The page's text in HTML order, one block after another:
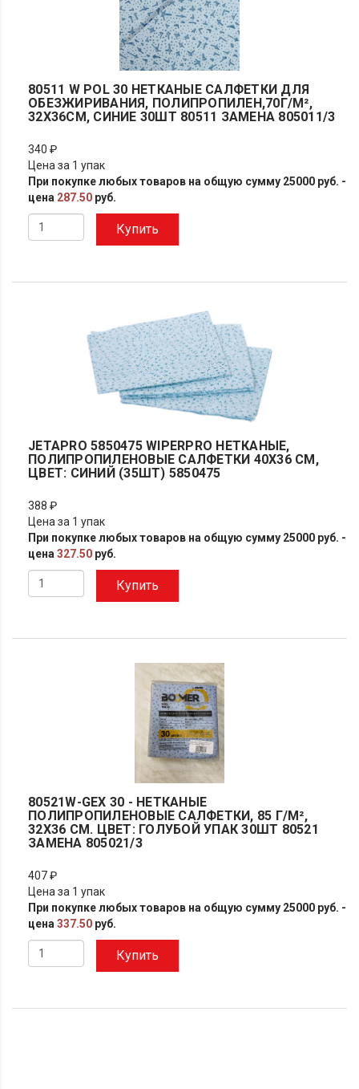
80511 W POL 30 НЕТКАНЫЕ САЛФЕТКИ ДЛЯ
ОБЕЗЖИРИВАНИЯ, ПОЛИПРОПИЛЕН,70Г/М²,
32X36СМ, СИНИЕ 30ШТ 80511 ЗАМЕНА 805011/3
340 ₽
Цена за 1 упак
При покупке любых товаров на общую сумму 25000 руб. -
цена 287.50 руб.
Купить
JETAPRO 5850475 WIPERPRO НЕТКАНЫЕ,
ПОЛИПРОПИЛЕНОВЫЕ САЛФЕТКИ 40X36 СМ,
ЦВЕТ: СИНИЙ (35ШТ) 5850475
388 ₽
Цена за 1 упак
При покупке любых товаров на общую сумму 25000 руб. -
цена 327.50 руб.
Купить
80521W-GEX 30 - НЕТКАНЫЕ
ПОЛИПРОПИЛЕНОВЫЕ САЛФЕТКИ, 85 Г/М²,
32X36 СМ. ЦВЕТ: ГОЛУБОЙ УПАК 30ШТ 80521
ЗАМЕНА 805021/3
407 ₽
Цена за 1 упак
При покупке любых товаров на общую сумму 25000 руб. -
цена 337.50 руб.
Купить